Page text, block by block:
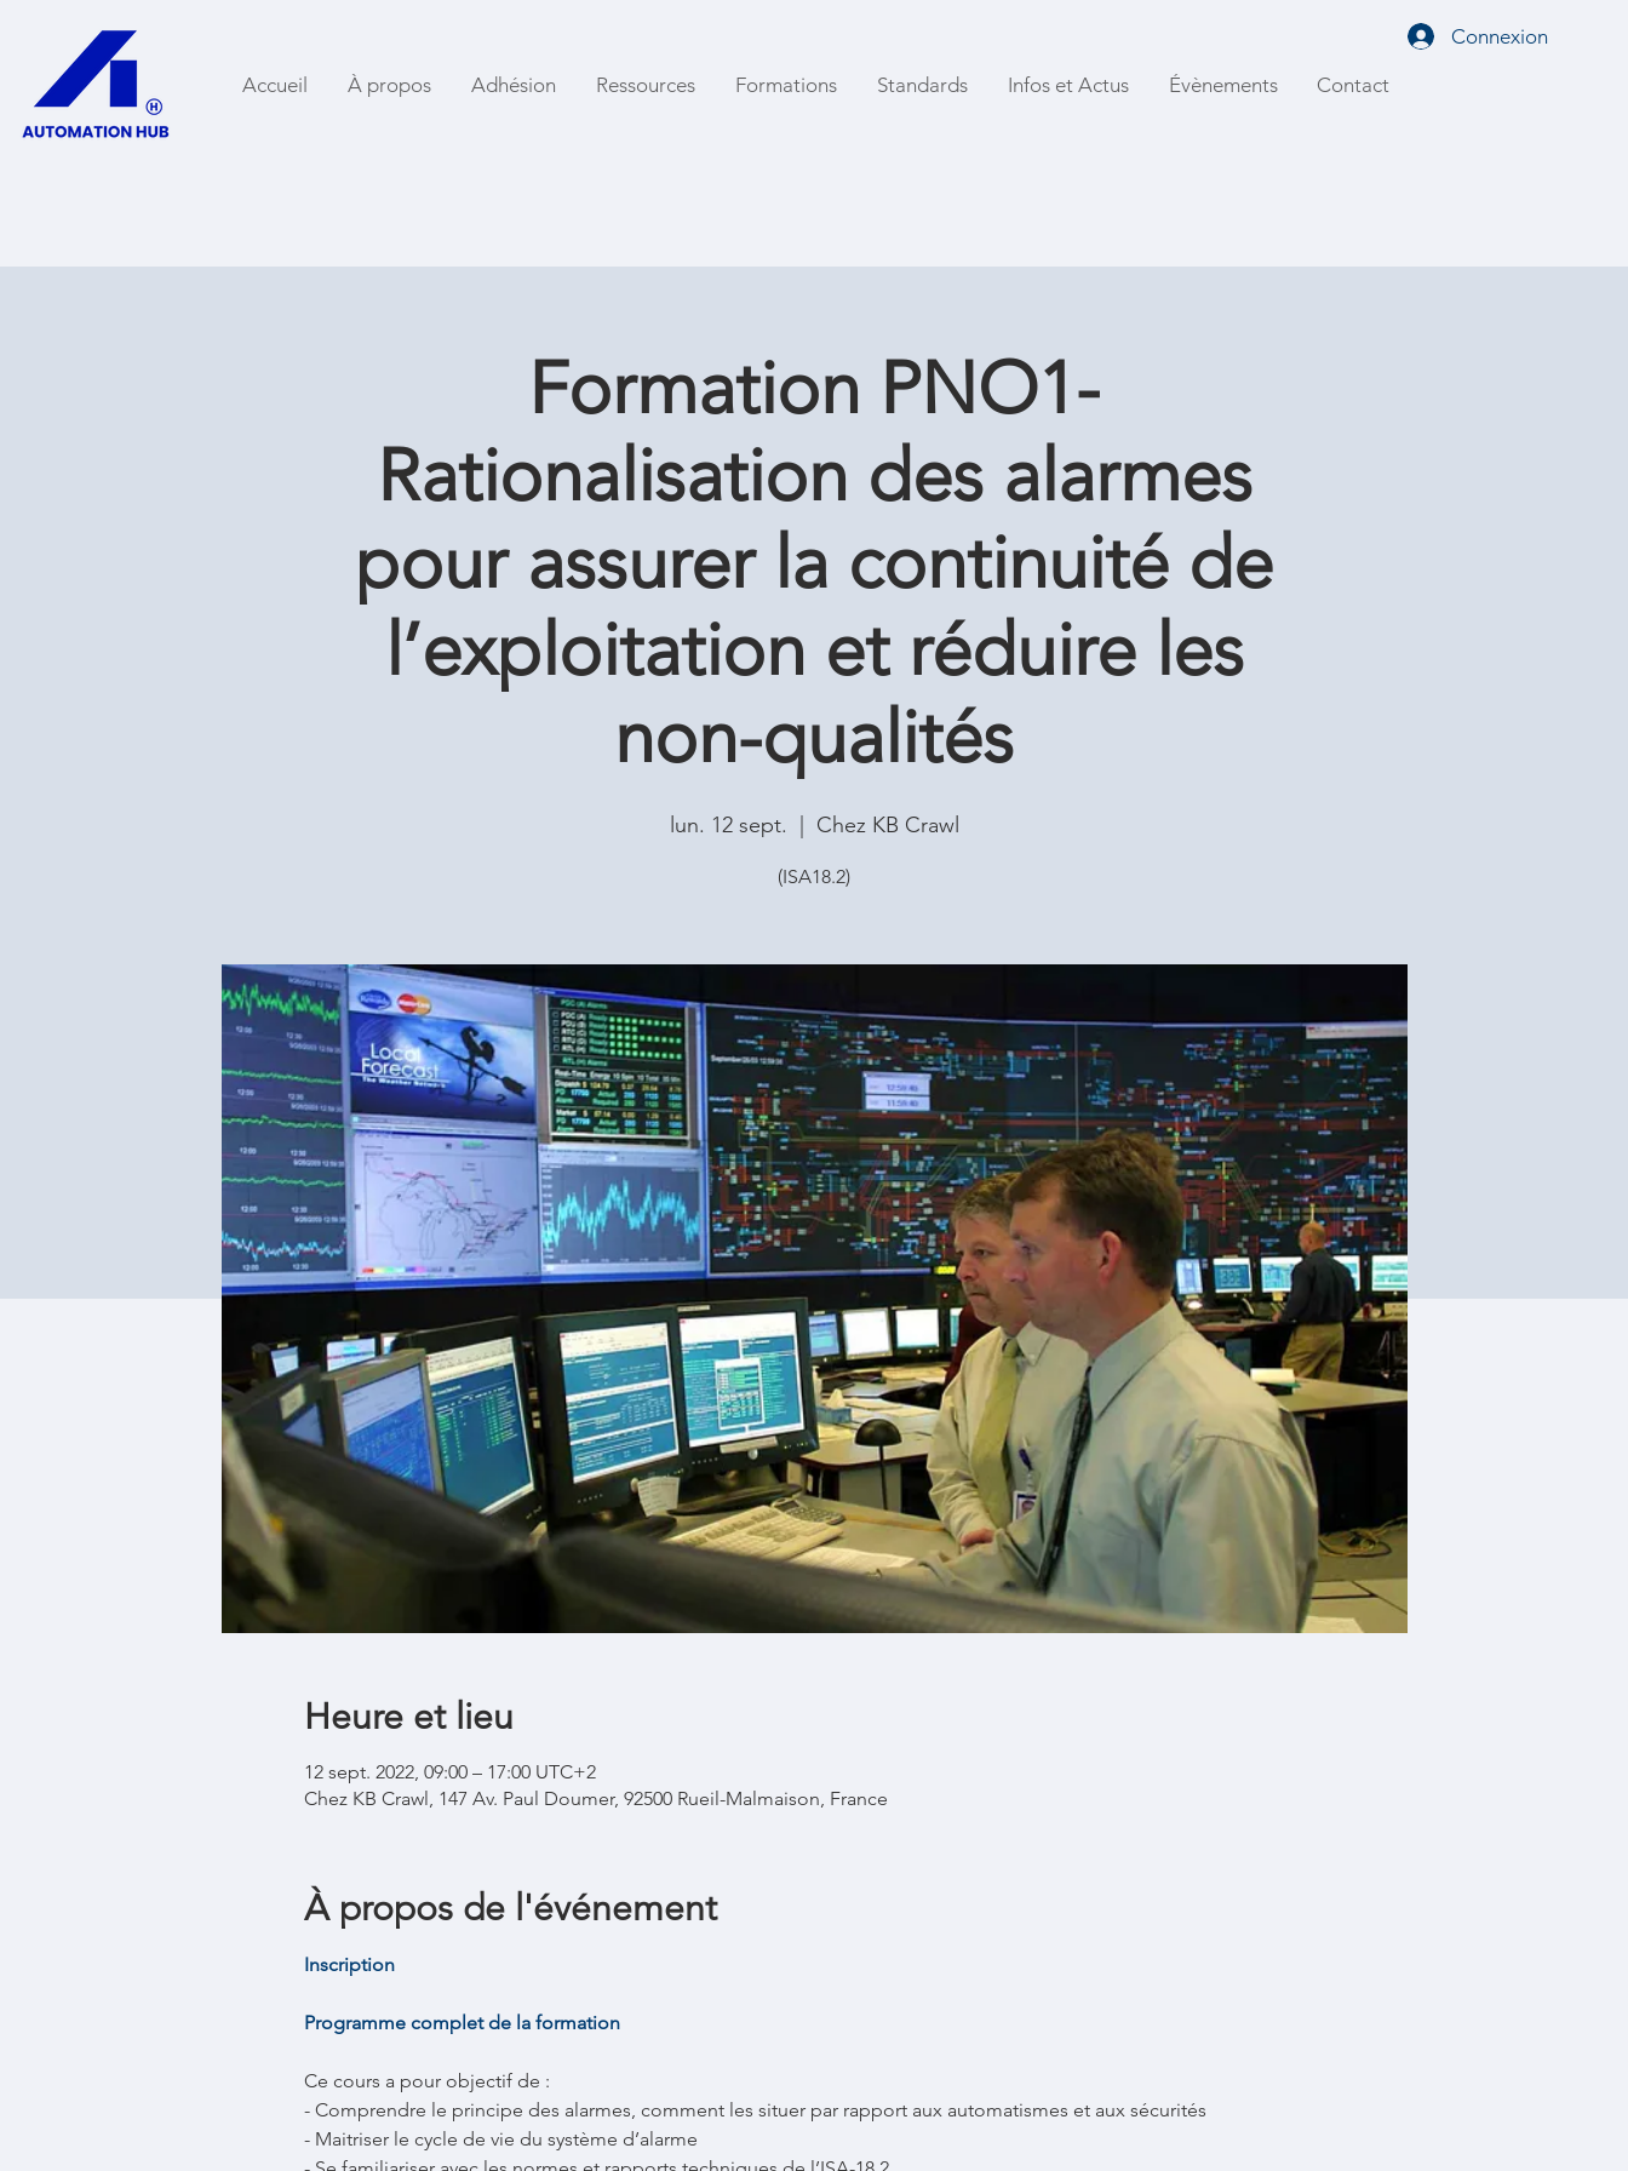
Connexion
Accueil À propos Adhésion Ressources Formations Standards Infos et Actus Évènements Contact
Formation PNO1-
Rationalisation des alarmes
pour assurer la continuité de
l’exploitation et réduire les
non-qualités
lun. 12 sept. Chez KB Crawl
(ISA18.2)
Heure et lieu
12 sept. 2022, 09:00 – 17:00 UTC+2
Chez KB Crawl, 147 Av. Paul Doumer, 92500 Rueil-Malmaison, France
À propos de l'événement
Inscription
Programme complet de la formation
Ce cours a pour objectif de :
- Comprendre le principe des alarmes, comment les situer par rapport aux automatismes et aux sécurités
- Maitriser le cycle de vie du système d’alarme